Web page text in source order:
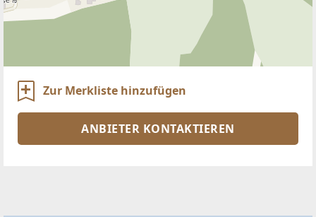
Zur Merkliste hinzufügen
ANBIETER KONTAKTIEREN